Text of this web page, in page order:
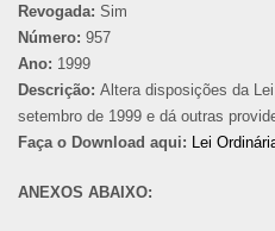
Revogada: Sim
Número: 957
Ano: 1999
Descrição: Altera disposições da
setembro de 1999 e dá outras
Faça o Download aqui: Lei
ANEXOS ABAIXO: